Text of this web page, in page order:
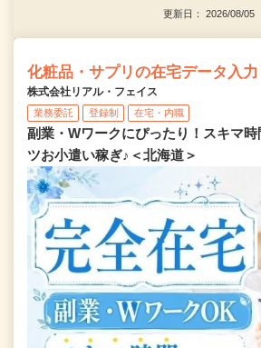
更新日： 2026/08/
化粧品・サプリの在宅データ入力
株式会社リアル・フェイス
業務委託 登録制 在宅・内職
副業・Wワークにぴったり！スキマ
ツお小遣い稼ぎ♪＜北海道＞